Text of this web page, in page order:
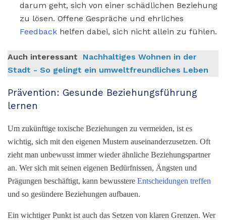
darum geht, sich von einer schädlichen Beziehung
zu lösen. Offene Gespräche und ehrliches
Feedback helfen dabei, sich nicht allein zu fühlen.
Auch interessant
Nachhaltiges Wohnen in der
Stadt - So gelingt ein umweltfreundliches Leben
Prävention: Gesunde Beziehungsführung
lernen
Um zukünftige toxische Beziehungen zu vermeiden, ist es
wichtig, sich mit den eigenen Mustern auseinanderzusetzen. Oft
zieht man unbewusst immer wieder ähnliche Beziehungspartner
an. Wer sich mit seinen eigenen Bedürfnissen, Ängsten und
Prägungen beschäftigt, kann bewusstere Entscheidungen treffen
und so gesündere Beziehungen aufbauen.
Ein wichtiger Punkt ist auch das Setzen von klaren Grenzen. Wer